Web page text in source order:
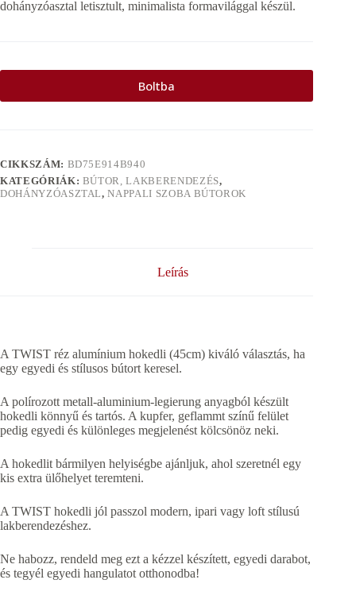
dohányzóasztal letisztult, minimalista formavilággal készül.
Boltba
CIKKSZÁM: BD75E914B940
KATEGÓRIÁK: BÚTOR, LAKBERENDEZÉS,
DOHÁNYZÓASZTAL,NAPPALI SZOBA BÚTOROK
Leírás
A TWIST réz alumínium hokedli (45cm) kiváló választás, ha
egy egyedi és stílusos bútort keresel.
A polírozott metall-aluminium-legierung anyagból készült
hokedli könnyű és tartós. A kupfer, geflammt színű felület
pedig egyedi és különleges megjelenést kölcsönöz neki.
A hokedlit bármilyen helyiségbe ajánljuk, ahol szeretnél egy
kis extra ülőhelyet teremteni.
A TWIST hokedli jól passzol modern, ipari vagy loft stílusú
lakberendezéshez.
Ne habozz, rendeld meg ezt a kézzel készített, egyedi darabot,
és tegyél egyedi hangulatot otthonodba!